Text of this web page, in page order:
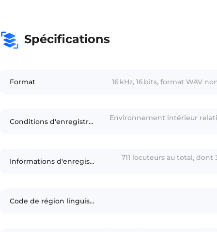
Spécifications
Format 16 kHz, 16 bits, format WAV
Conditions d'enregistrement Environnement intérieur
Informations d'enregisteur 711 locuteurs au total, dont
Code de région linguistique